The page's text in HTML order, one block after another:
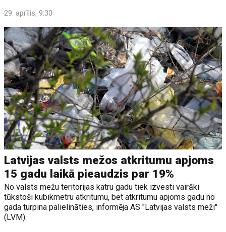
29. aprīlis, 9:30
Latvijas valsts mežos atkritumu apjoms
15 gadu laikā pieaudzis par 19%
No valsts mežu teritorijas katru gadu tiek izvesti vairāki
tūkstoši kubikmetru atkritumu, bet atkritumu apjoms gadu no
gada turpina palielināties, informēja AS "Latvijas valsts meži"
(LVM).